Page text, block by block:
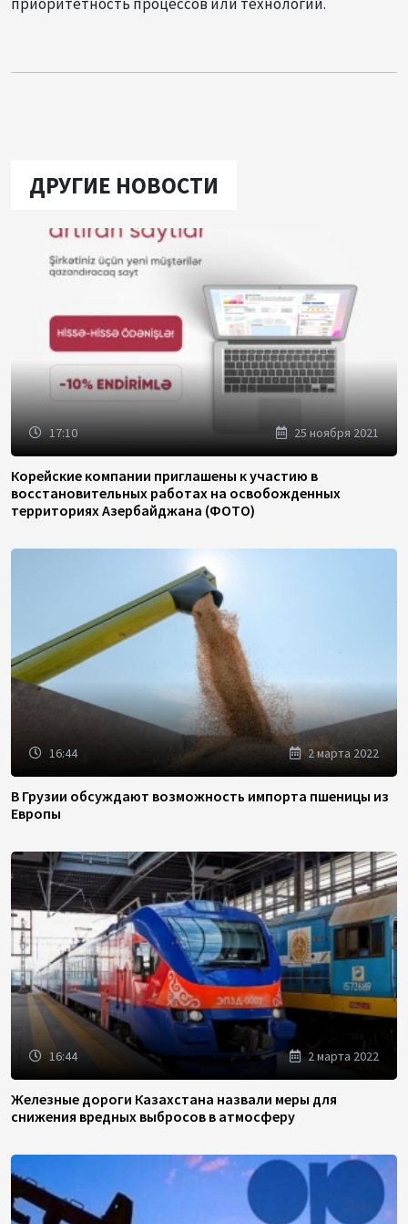
ДРУГИЕ НОВОСТИ
17:10 25 ноября 2021
Корейские компании приглашены к участию в
восстановительных работах на освобожденных
территориях Азербайджана (ФОТО)
16:44 2 марта 2022
В Грузии обсуждают возможность импорта пшеницы из
Европы
16:44 2 марта 2022
Железные дороги Казахстана назвали меры для
снижения вредных выбросов в атмосферу